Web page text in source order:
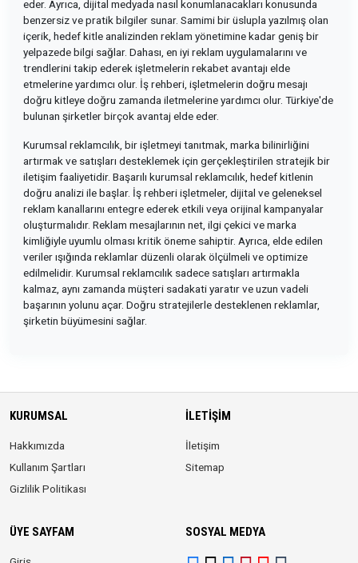
eder. Ayrıca, dijital medyada nasıl konumlanacakları konusunda
benzersiz ve pratik bilgiler sunar. Samimi bir üslupla yazılmış olan
içerik, hedef kitle analizinden reklam yönetimine kadar geniş bir
yelpazede bilgi sağlar. Dahası, en iyi reklam uygulamalarını ve
trendlerini takip ederek işletmelerin rekabet avantajı elde
etmelerine yardımcı olur. İş rehberi, işletmelerin doğru mesajı
doğru kitleye doğru zamanda iletmelerine yardımcı olur. Türkiye'de
bulunan şirketler birçok avantaj elde eder.
Kurumsal reklamcılık, bir işletmeyi tanıtmak, marka bilinirliğini
artırmak ve satışları desteklemek için gerçekleştirilen stratejik bir
iletişim faaliyetidir. Başarılı kurumsal reklamcılık, hedef kitlenin
doğru analizi ile başlar. İş rehberi işletmeler, dijital ve geleneksel
reklam kanallarını entegre ederek etkili veya orijinal kampanyalar
oluşturmalıdır. Reklam mesajlarının net, ilgi çekici ve marka
kimliğiyle uyumlu olması kritik öneme sahiptir. Ayrıca, elde edilen
veriler ışığında reklamlar düzenli olarak ölçülmeli ve optimize
edilmelidir. Kurumsal reklamcılık sadece satışları artırmakla
kalmaz, aynı zamanda müşteri sadakati yaratır ve uzun vadeli
başarının yolunu açar. Doğru stratejilerle desteklenen reklamlar,
şirketin büyümesini sağlar.
KURUMSAL
Hakkımızda
Kullanım Şartları
Gizlilik Politikası
İLETIŞIM
İletişim
Sitemap
ÜYE SAYFAM SOSYAL MEDYA